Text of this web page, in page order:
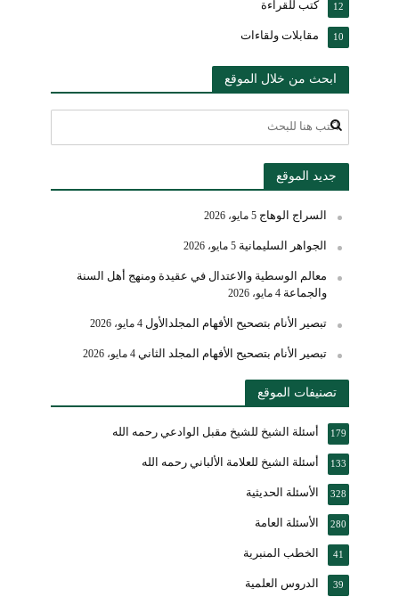
كتب للقراءة 12
مقابلات ولقاءات 10
ابحث من خلال الموقع
جديد الموقع
السراج الوهاج 5 مايو، 2026
الجواهر السليمانية 5 مايو، 2026
معالم الوسطية والاعتدال في عقيدة ومنهج أهل السنة
والجماعة 4 مايو، 2026
تبصير الأنام بتصحيح الأفهام المجلدالأول 4 مايو، 2026
تبصير الأنام بتصحيح الأفهام المجلد الثاني 4 مايو، 2026
تصنيفات الموقع
أسئلة الشيخ للشيخ مقبل الوادعي رحمه الله 179
أسئلة الشيخ للعلامة الألباني رحمه الله 133
الأسئلة الحديثية 328
الأسئلة العامة 280
الخطب المنبرية 41
الدروس العلمية 39